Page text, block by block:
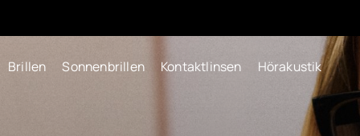
Brillen Sonnenbrillen Kontaktlinsen Hörakustik